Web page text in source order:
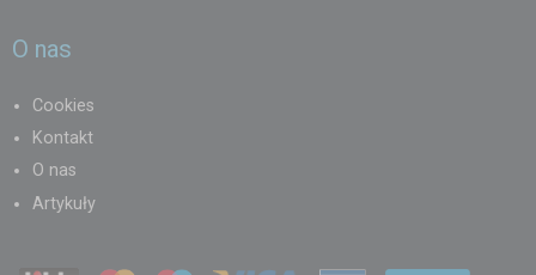
O nas
Cookies
Kontakt
O nas
Artykuły